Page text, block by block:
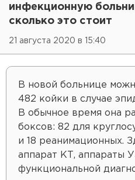
инфекционную
сколько это стоит
21 августа 2020 в 15:40
В новой больнице
482 койки в случае
В обычное время она
боксов: 82 для
и 18 реанимационных.
аппарат КТ, аппараты
функциональной